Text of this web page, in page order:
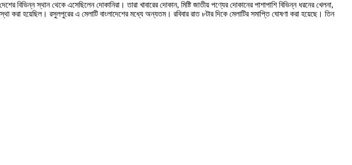
স্থান থেকে এসেছিলেন দোকানিরা। তারা খাবারের দোকান, মিষ্টি জাতীয় পণ্যের দোকানের পাশাপাশি বিভিন্ন ধরনের খেলনা,
হয়েছিল। রসুলপুরের এ মেলাটি বাংলাদেশের মধ্যে অন্যতম। রবিবার রাত ৮টার দিকে মেলাটির সমাপ্তি ঘোষণা করা হয়েছে। তিন